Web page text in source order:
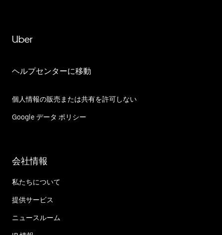
Uber
ヘルプセンターに移動
個人情報の販売または共有を許可しない
Google データ ポリシー
会社情報
私たちについて
提供サービス
ニュースルーム